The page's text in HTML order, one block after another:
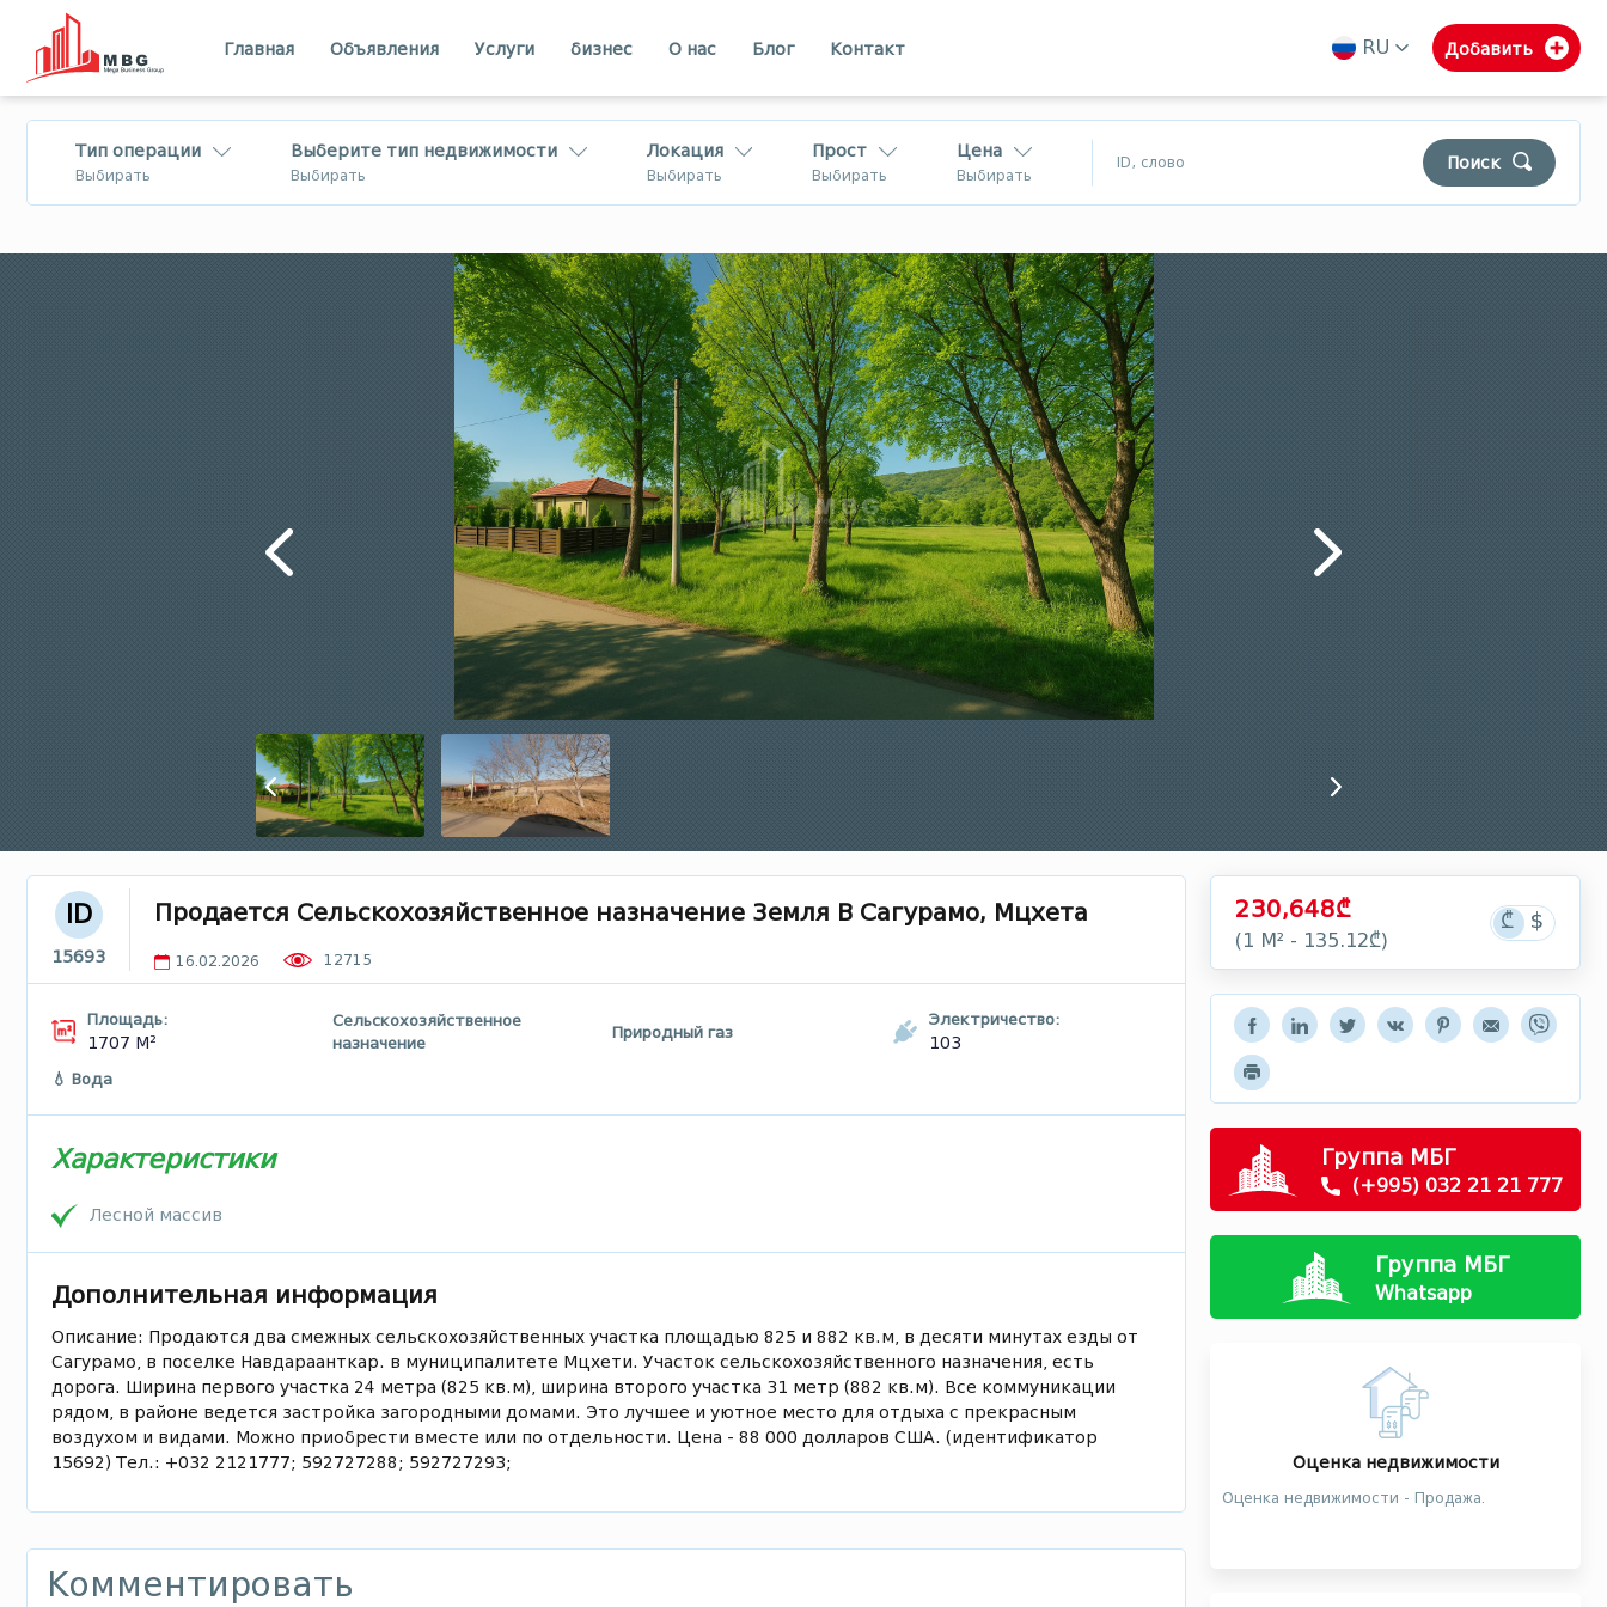
Главная Объявления Услуги бизнес О нас Блог Контакт RU
en
Добавить
Тип операции
Выбирать
Лизинг
Выберите тип недвижимости
Выбирать
Дом - Вилла
Локация
Выбирать
Прост
Выбирать
Цена
Выбирать
$
Имерети Кахети
Квемо Картли Аджарии
Самцхе - Джавахети Рача
Абхазия В Грузии
Поиск
ID
15693
Продается Сельскохозяйственное назначение Земля В Сагурамо, Мцхета
16.02.2026 12715
Площадь:
1707 М²
Сельскохозяйственное
назначение
Природный газ
Электричество:
103
💧 Вода
Характеристики
Лесной массив
Дополнительная информация
Описание: Продаются два смежных сельскохозяйственных участка площадью 825 и 882 кв.м, в десяти минутах езды от
Сагурамо, в поселке Навдараанткар. в муниципалитете Мцхети. Участок сельскохозяйственного назначения, есть
дорога. Ширина первого участка 24 метра (825 кв.м), ширина второго участка 31 метр (882 кв.м). Все коммуникации
рядом, в районе ведется застройка загородными домами. Это лучшее и уютное место для отдыха с прекрасным
воздухом и видами. Можно приобрести вместе или по отдельности. Цена - 88 000 долларов США. (идентификатор
15692) Тел.: +032 2121777; 592727288; 592727293;
Комментировать
230,648₾
(1 М² - 135.12₾)
Группа МБГ
(+995) 032 21 21 777
Группа МБГ
Whatsapp
Оценка недвижимости
Оценка недвижимости - Продажа.